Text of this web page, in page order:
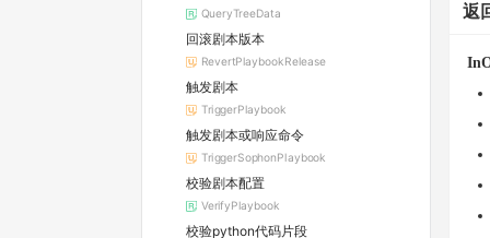
QueryTreeData
回滚剧本版本
RevertPlaybookRelease
触发剧本
TriggerPlaybook
触发剧本或响应命令
TriggerSophonPlaybook
校验剧本配置
VerifyPlaybook
校验python代码片段
返